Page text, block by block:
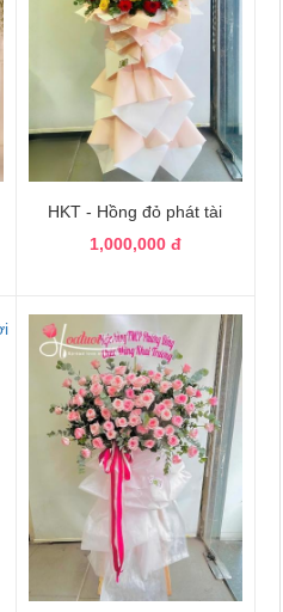
HKT - Hồng đỏ phát tài
1,000,000 đ